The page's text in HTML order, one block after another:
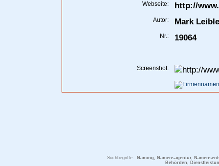
Webseite: http://
Autor: Mark
Nr.: 19064
Screenshot:
Suchbegriffe: Naming, Namensagentur,
Behörden,